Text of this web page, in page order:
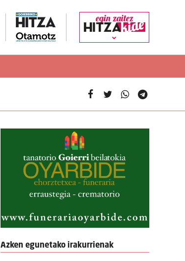
egin zaitez
Azken egunetako irakurrienak